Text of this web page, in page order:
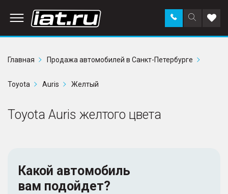
Поиск
по
Заказать
звонок в
Главная
Продажа автомобилей в Санкт-Петербурге
Toyota Auris Желтый
Toyota Auris желтого цвета
Какой автомобиль
вам подойдет?